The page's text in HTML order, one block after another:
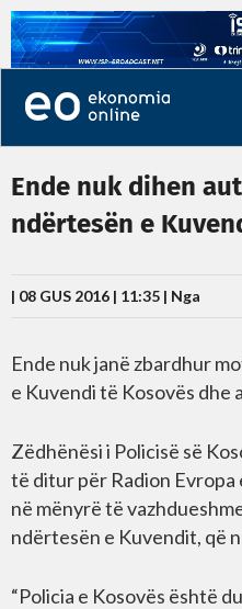
Ende nuk dihen
ndërtesën e
| 08 GUS 2016 | 11:35 | Nga
Ende nuk janë zbardhur
e Kuvendi të Kosovës dhe
Zëdhënësi i Policisë së
të ditur për Radion Evropa
në mënyrë të
ndërtesën e Kuvendit, që
“Policia e Kosovës është